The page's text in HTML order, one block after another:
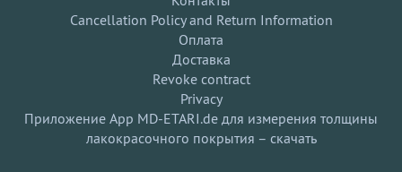
Cancellation Policy and Return Information
Оплата
Доставка
Revoke contract
Privacy
Приложение App MD-ETARI.de для измерения толщины
лакокрасочного покрытия – скачать